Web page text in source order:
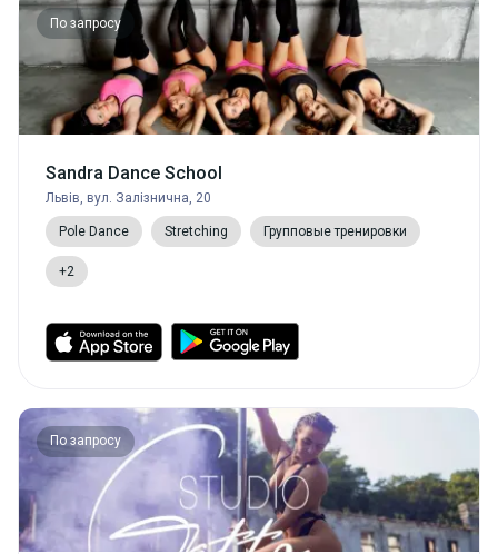
По запросу
Sandra Dance School
Львів, вул. Залізнична, 20
Pole Dance Stretching Групповые тренировки
+2
По запросу